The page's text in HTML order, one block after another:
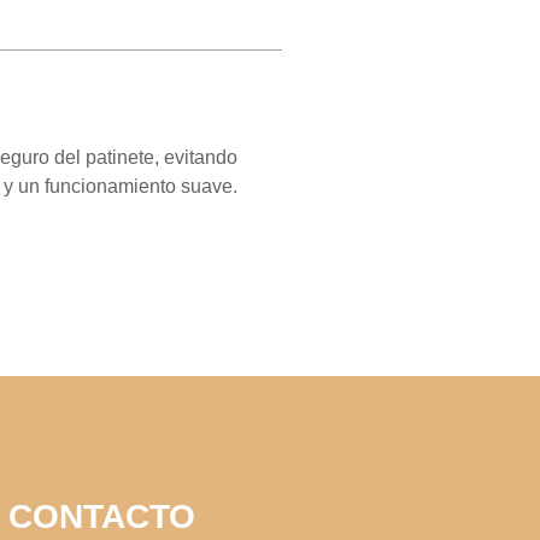
del patinete, evitando
un funcionamiento suave.
CONTACTO